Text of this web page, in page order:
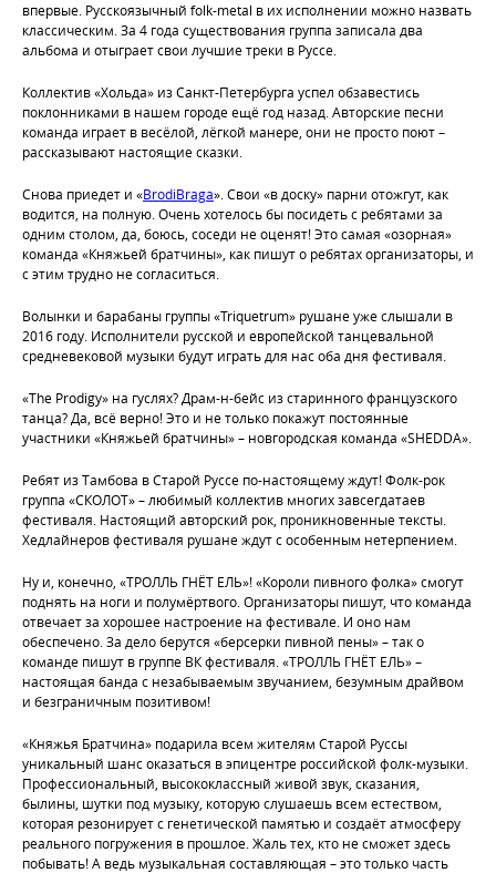
впервые. Русскоязычный folk-metal в их исполнении можно назвать
классическим. За 4 года существования группа записала два
альбома и отыграет свои лучшие треки в Руссе.
Коллектив «Хольда» из Санкт-Петербурга успел обзавестись
поклонниками в нашем городе ещё год назад. Авторские песни
команда играет в весёлой, лёгкой манере, они не просто поют –
рассказывают настоящие сказки.
Снова приедет и «BrodiBraga». Свои «в доску» парни отожгут, как
водится, на полную. Очень хотелось бы посидеть с ребятами за
одним столом, да, боюсь, соседи не оценят! Это самая «озорная»
команда «Княжьей братчины», как пишут о ребятах организаторы, и
с этим трудно не согласиться.
Волынки и барабаны группы «Triquetrum» рушане уже слышали в
2016 году. Исполнители русской и европейской танцевальной
средневековой музыки будут играть для нас оба дня фестиваля.
«The Prodigy» на гуслях? Драм-н-бейс из старинного французского
танца? Да, всё верно! Это и не только покажут постоянные
участники «Княжьей братчины» – новгородская команда «SHEDDA».
Ребят из Тамбова в Старой Руссе по-настоящему ждут! Фолк-рок
группа «СКОЛОТ» – любимый коллектив многих завсегдатаев
фестиваля. Настоящий авторский рок, проникновенные тексты.
Хедлайнеров фестиваля рушане ждут с особенным нетерпением.
Ну и, конечно, «ТРОЛЛЬ ГНЁТ ЕЛЬ»! «Короли пивного фолка» смогут
поднять на ноги и полумёртвого. Организаторы пишут, что команда
отвечает за хорошее настроение на фестивале. И оно нам
обеспечено. За дело берутся «берсерки пивной пены» – так о
команде пишут в группе ВК фестиваля. «ТРОЛЛЬ ГНЁТ ЕЛЬ» –
настоящая банда с незабываемым звучанием, безумным драйвом
и безграничным позитивом!
«Княжья Братчина» подарила всем жителям Старой Руссы
уникальный шанс оказаться в эпицентре российской фолк-музыки.
Профессиональный, высококлассный живой звук, сказания,
былины, шутки под музыку, которую слушаешь всем естеством,
которая резонирует с генетической памятью и создаёт атмосферу
реального погружения в прошлое. Жаль тех, кто не сможет здесь
побывать! А ведь музыкальная составляющая – это только часть